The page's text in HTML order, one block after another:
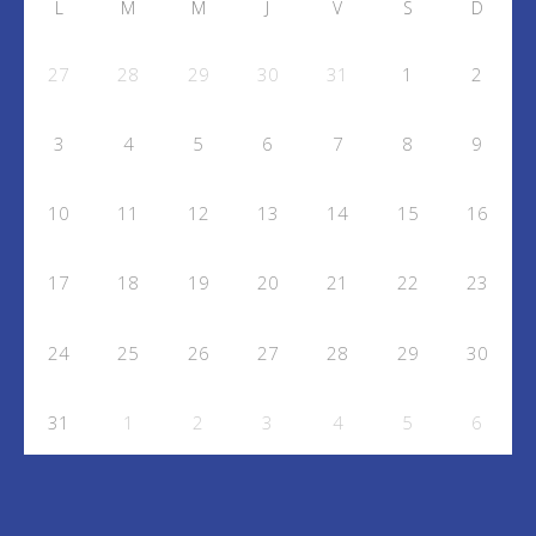
L M M J V S D
27 28 29 30 31 1 2
3 4 5 6 7 8 9
10 11 12 13 14 15 16
17 18 19 20 21 22 23
24 25 26 27 28 29 30
31 1 2 3 4 5 6